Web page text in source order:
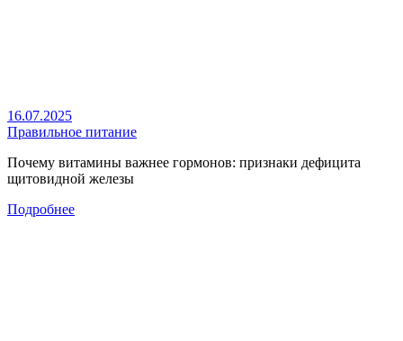
16.07.2025
Правильное питание
Почему витамины важнее гормонов: признаки дефицита
щитовидной железы
Подробнее